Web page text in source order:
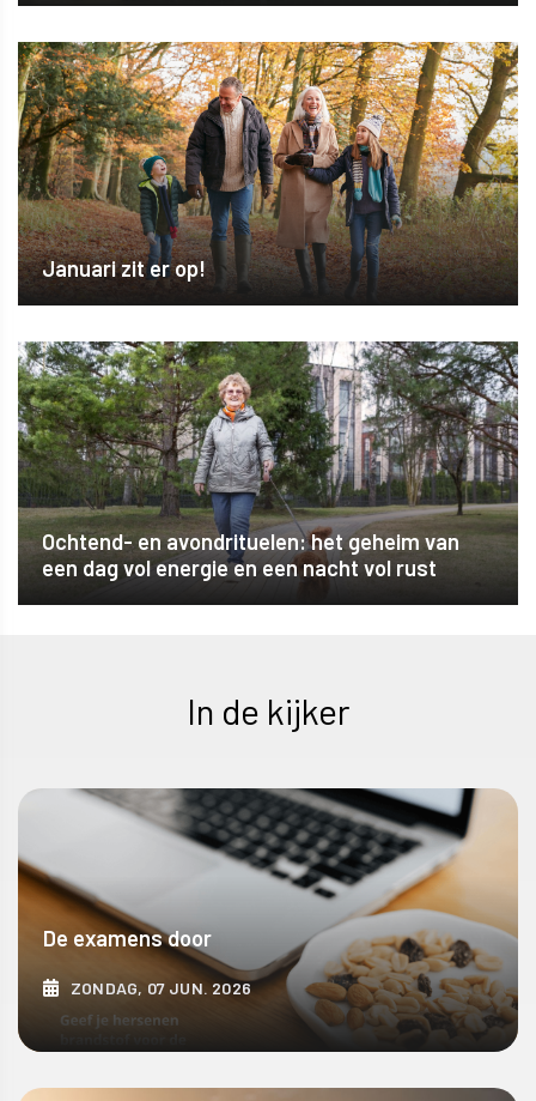
Januari zit er op!
Ochtend- en avondrituelen: het geheim van
een dag vol energie en een nacht vol rust
In de kijker
De examens door
ZONDAG, 07 JUN. 2026
ONTDEK MEER